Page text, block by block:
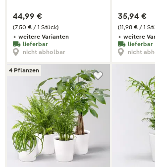
(7,50 € / 1 Stück)
44,99 €
+ weitere Varianten
lieferbar
nicht abholbar
(11,98 € / 1
35,94 €
+ weitere
lieferbar
nicht
4 Pflanzen